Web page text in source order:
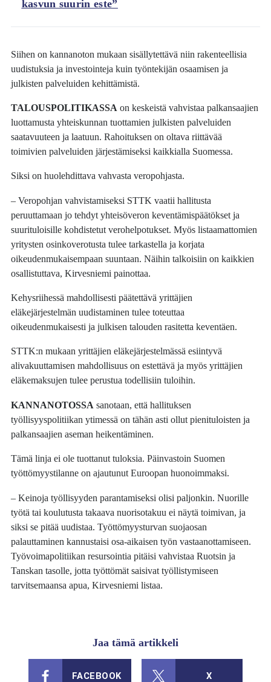
kasvun suurin este”
Siihen on kannanoton mukaan sisällytettävä niin rakenteellisia
uudistuksia ja investointeja kuin työntekijän osaamisen ja
julkisten palveluiden kehittämistä.
TALOUSPOLITIKASSA on keskeistä vahvistaa palkansaajien
luottamusta yhteiskunnan tuottamien julkisten palveluiden
saatavuuteen ja laatuun. Rahoituksen on oltava riittävää
toimivien palveluiden järjestämiseksi kaikkialla Suomessa.
Siksi on huolehdittava vahvasta veropohjasta.
– Veropohjan vahvistamiseksi STTK vaatii hallitusta
peruuttamaan jo tehdyt yhteisöveron keventämispäätökset ja
suurituloisille kohdistetut verohelpotukset. Myös listaamattomien
yritysten osinkoverotusta tulee tarkastella ja korjata
oikeudenmukaisempaan suuntaan. Näihin talkoisiin on kaikkien
osallistuttava, Kirvesniemi painottaa.
Kehysriihessä mahdollisesti päätettävä yrittäjien
eläkejärjestelmän uudistaminen tulee toteuttaa
oikeudenmukaisesti ja julkisen talouden rasitetta keventäen.
STTK:n mukaan yrittäjien eläkejärjestelmässä esiintyvä
alivakuuttamisen mahdollisuus on estettävä ja myös yrittäjien
eläkemaksujen tulee perustua todellisiin tuloihin.
KANNANOTOSSA sanotaan, että hallituksen
työllisyyspolitiikan ytimessä on tähän asti ollut pienituloisten ja
palkansaajien aseman heikentäminen.
Tämä linja ei ole tuottanut tuloksia. Päinvastoin Suomen
työttömyystilanne on ajautunut Euroopan huonoimmaksi.
– Keinoja työllisyyden parantamiseksi olisi paljonkin. Nuorille
työtä tai koulutusta takaava nuorisotakuu ei näytä toimivan, ja
siksi se pitää uudistaa. Työttömyysturvan suojaosan
palauttaminen kannustaisi osa-aikaisen työn vastaanottamiseen.
Työvoimapolitiikan resursointia pitäisi vahvistaa Ruotsin ja
Tanskan tasolle, jotta työttömät saisivat työllistymiseen
tarvitsemaansa apua, Kirvesniemi listaa.
Jaa tämä artikkeli
FACEBOOK X